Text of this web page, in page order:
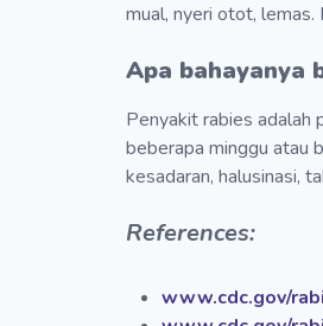
mual, nyeri otot,
Apa bahayanya
Penyakit rabies adalah
beberapa minggu atau
kesadaran, halusinasi,
References:
www.cdc.gov/